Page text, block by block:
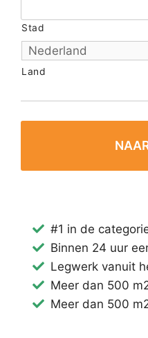
Stad
Land
#1 in de
Binnen 24 uur
Legwerk vanuit
Meer dan 500
Meer dan 500